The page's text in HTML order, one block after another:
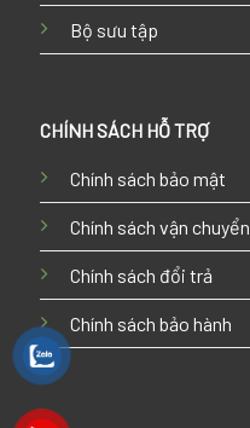
Bộ sưu tập
CHÍNH SÁCH HỖ TRỢ
Chính sách bảo mật
Chính sách vận chuyển
Chính sách đổi trả
Chính sách bảo hành